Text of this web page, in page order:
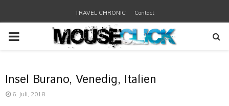
TRAVEL CHRONIC Contact
PRIMARY
Insel Burano, Venedig, Italien
6. Juli, 2018